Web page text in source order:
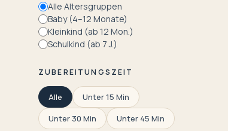
Alle Altersgruppen
Baby (4–12 Monate)
Kleinkind (ab 12 Mon.)
Schulkind (ab 7 J.)
ZUBEREITUNGSZEIT
Alle
Unter 15 Min
Unter 30 Min
Unter 45 Min